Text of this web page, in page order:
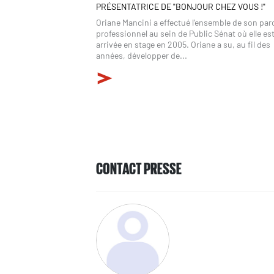
PRÉSENTATRICE DE "BONJOUR CHEZ VOUS !"
Oriane Mancini a effectué l’ensemble de son
professionnel au sein de Public Sénat où elle est
arrivée en stage en 2005. Oriane a su, au fil des
années, développer de...
CONTACT PRESSE